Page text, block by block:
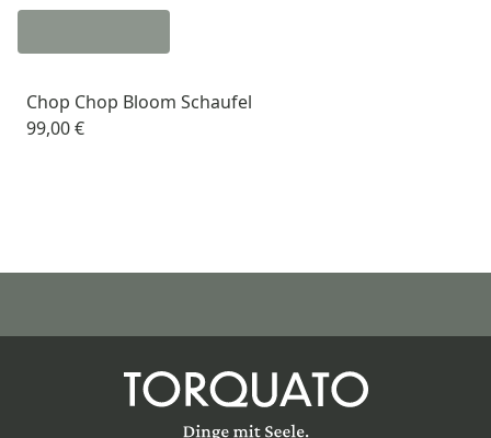
Chop Chop Bloom Schaufel
99,00 €